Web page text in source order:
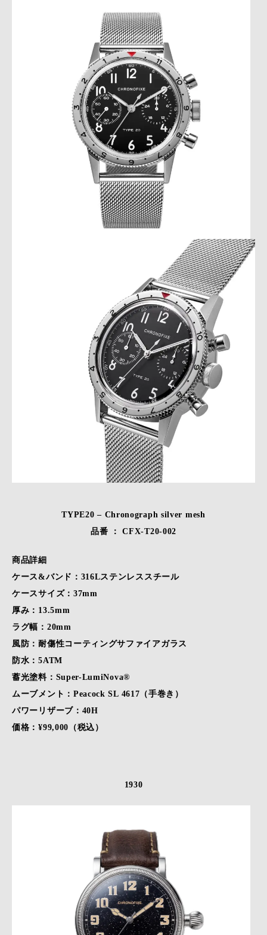
TYPE20 – Chronograph silver mesh
品番 ： CFX-T20-002
商品詳細
ケース&バンド：316Lステンレススチール
ケースサイズ：37mm
厚み：13.5mm
ラグ幅：20mm
風防：耐傷性コーティングサファイアガラス
防水：5ATM
蓄光塗料：Super-LumiNova®
ムーブメント：Peacock SL 4617（手巻き）
パワーリザーブ：40H
価格：¥99,000（税込）
1930